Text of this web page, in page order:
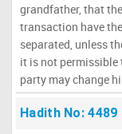
grandfather, that
transaction have
separated, unless
it is not permissible
party may change
Hadith No: 4489